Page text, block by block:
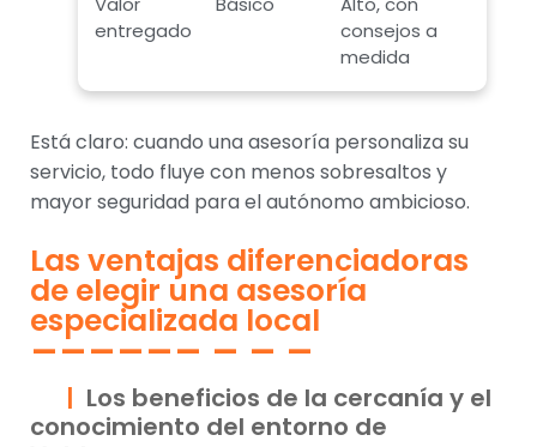
entregado
consejos a
medida
Está claro: cuando una asesoría personaliza su
servicio, todo fluye con menos sobresaltos y
mayor seguridad para el autónomo ambicioso.
Las ventajas diferenciadoras
de elegir una asesoría
especializada local
Los beneficios de la cercanía y el
conocimiento del entorno de